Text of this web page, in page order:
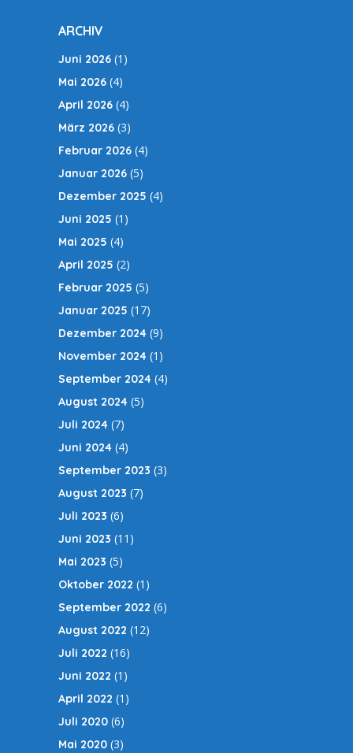
ARCHIV
Juni 2026 (1)
Mai 2026 (4)
April 2026 (4)
März 2026 (3)
Februar 2026 (4)
Januar 2026 (5)
Dezember 2025 (4)
Juni 2025 (1)
Mai 2025 (4)
April 2025 (2)
Februar 2025 (5)
Januar 2025 (17)
Dezember 2024 (9)
November 2024 (1)
September 2024 (4)
August 2024 (5)
Juli 2024 (7)
Juni 2024 (4)
September 2023 (3)
August 2023 (7)
Juli 2023 (6)
Juni 2023 (11)
Mai 2023 (5)
Oktober 2022 (1)
September 2022 (6)
August 2022 (12)
Juli 2022 (16)
Juni 2022 (1)
April 2022 (1)
Juli 2020 (6)
Mai 2020 (3)